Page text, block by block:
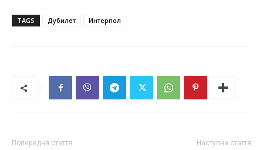
TAGS Дубилет Интерпол
Попередня стаття Наступна стаття